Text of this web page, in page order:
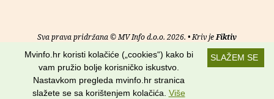
Sva prava pridržana © MV Info d.o.o. 2026. • Kriv jeFiktiv
Uvjeti korištenja RSS kanali
Potraži nas na:
SLAŽEM SE
Mvinfo.hr koristi kolačiće („cookies“) kako bi
vam pružio bolje korisničko iskustvo.
Nastavkom pregleda mvinfo.hr stranica
slažete se sa korištenjem kolačića. Više